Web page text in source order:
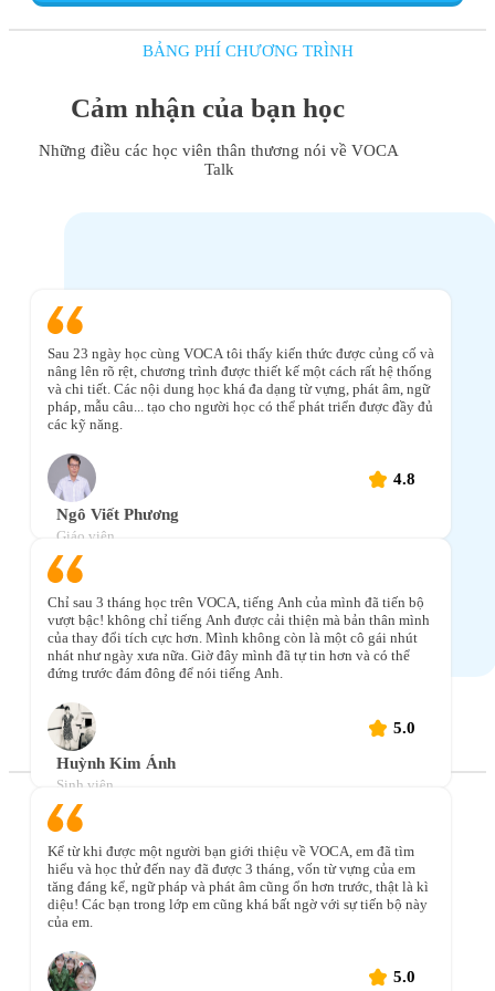
BẢNG PHÍ CHƯƠNG TRÌNH
Cảm nhận của bạn học
Những điều các học viên thân thương nói về VOCA
Talk
Sau 23 ngày học cùng VOCA tôi thấy kiến thức được củng cố và
nâng lên rõ rệt, chương trình được thiết kế một cách rất hệ thống
và chi tiết. Các nội dung học khá đa dạng từ vựng, phát âm, ngữ
pháp, mẫu câu... tạo cho người học có thể phát triển được đầy đủ
các kỹ năng.
Ngô Viết Phương
Giáo viên
4.8
Chỉ sau 3 tháng học trên VOCA, tiếng Anh của mình đã tiến bộ
vượt bậc! không chỉ tiếng Anh được cải thiện mà bản thân mình
của thay đổi tích cực hơn. Mình không còn là một cô gái nhút
nhát như ngày xưa nữa. Giờ đây mình đã tự tin hơn và có thể
đứng trước đám đông để nói tiếng Anh.
Huỳnh Kim Ánh
Sinh viên
5.0
Kể từ khi được một người bạn giới thiệu về VOCA, em đã tìm
hiểu và học thử đến nay đã được 3 tháng, vốn từ vựng của em
tăng đáng kể, ngữ pháp và phát âm cũng ổn hơn trước, thật là kì
diệu! Các bạn trong lớp em cũng khá bất ngờ với sự tiến bộ này
của em.
5.0
phục mục tiêu của bạn với ứng dụng
học tiếng Anh
#1 Việt Nam